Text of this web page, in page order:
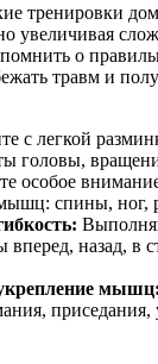
тренировки
увеличивая
о
травм и
с легкой
головы,
особое
спины, ног,
вперед, назад, в
мышц:
приседания,